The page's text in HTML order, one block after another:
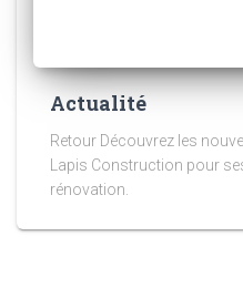
Actualité
Retour Découvrez les
Lapis Construction pour
rénovation.